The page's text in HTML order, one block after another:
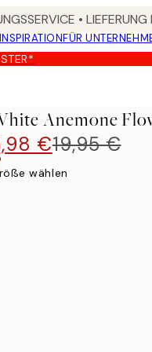
•
INSPIRATIONFÜR
Anemone
€19,95 €
wählen